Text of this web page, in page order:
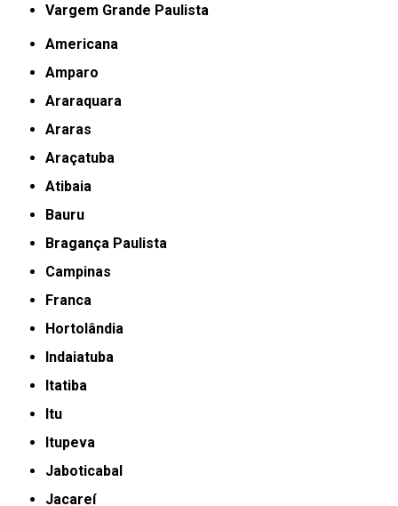
Vargem Grande Paulista
Americana
Amparo
Araraquara
Araras
Araçatuba
Atibaia
Bauru
Bragança Paulista
Campinas
Franca
Hortolândia
Indaiatuba
Itatiba
Itu
Itupeva
Jaboticabal
Jacareí